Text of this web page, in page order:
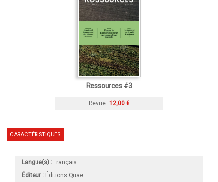
Ressources #3
Revue 12,00 €
CARACTÉRISTIQUES
Langue(s) : Français
Éditeur : Éditions Quae